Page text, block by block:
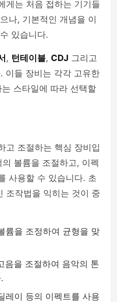
게는 처음 접하는 기기들
나, 기본적인 개념을 이
있습니다.
, 턴테이블, CDJ 그리고
이들 장비는 각각 고유한
스타일에 따라 선택할
고 조절하는 핵심 장비입
볼륨을 조절하고, 이펙
사용할 수 있습니다. 초
조작법을 익히는 것이 중
륨을 조정하여 균형을 맞
음을 조절하여 음악의 톤
레이 등의 이펙트를 사용